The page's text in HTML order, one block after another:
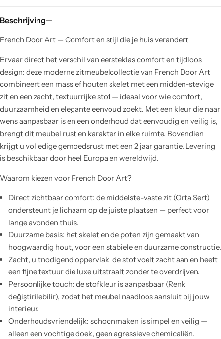
Beschrijving
French Door Art — Comfort en stijl die je huis verandert
Ervaar direct het verschil van eersteklas comfort en tijdloos
design: deze moderne zitmeubelcollectie van French Door Art
combineert een massief houten skelet met een midden-stevige
zit en een zacht, textuurrijke stof — ideaal voor wie comfort,
duurzaamheid en elegante eenvoud zoekt. Met een kleur die naar
wens aanpasbaar is en een onderhoud dat eenvoudig en veilig is,
brengt dit meubel rust en karakter in elke ruimte. Bovendien
krijgt u volledige gemoedsrust met een 2 jaar garantie. Levering
is beschikbaar door heel Europa en wereldwijd.
Waarom kiezen voor French Door Art?
Direct zichtbaar comfort: de middelste-vaste zit (Orta Sert)
ondersteunt je lichaam op de juiste plaatsen — perfect voor
lange avonden thuis.
Duurzame basis: het skelet en de poten zijn gemaakt van
hoogwaardig hout, voor een stabiele en duurzame constructie.
Zacht, uitnodigend oppervlak: de stof voelt zacht aan en heeft
een fijne textuur die luxe uitstraalt zonder te overdrijven.
Persoonlijke touch: de stofkleur is aanpasbaar (Renk
değiştirilebilir), zodat het meubel naadloos aansluit bij jouw
interieur.
Onderhoudsvriendelijk: schoonmaken is simpel en veilig —
alleen een vochtige doek, geen agressieve chemicaliën.